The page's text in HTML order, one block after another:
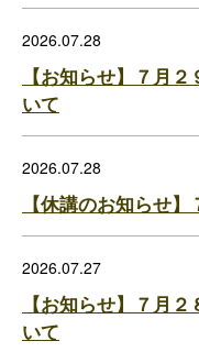
2026.07.28
【お知らせ】７月
いて
2026.07.28
【休講のお知らせ
2026.07.27
【お知らせ】７月
いて